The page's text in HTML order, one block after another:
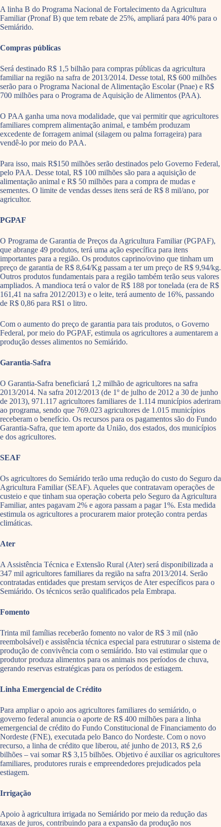
A linha B do Programa Nacional de Fortalecimento da Agricultura
Familiar (Pronaf B) que tem rebate de 25%, ampliará para 40% para o
Semiárido.
Compras públicas
Será destinado R$ 1,5 bilhão para compras públicas da agricultura
familiar na região na safra de 2013/2014. Desse total, R$ 600 milhões
serão para o Programa Nacional de Alimentação Escolar (Pnae) e R$
700 milhões para o Programa de Aquisição de Alimentos (PAA).
O PAA ganha uma nova modalidade, que vai permitir que agricultores
familiares comprem alimentação animal, e também produzam
excedente de forragem animal (silagem ou palma forrageira) para
vendê-lo por meio do PAA.
Para isso, mais R$150 milhões serão destinados pelo Governo Federal,
pelo PAA. Desse total, R$ 100 milhões são para a aquisição de
alimentação animal e R$ 50 milhões para a compra de mudas e
sementes. O limite de vendas desses itens será de R$ 8 mil/ano, por
agricultor.
PGPAF
O Programa de Garantia de Preços da Agricultura Familiar (PGPAF),
que abrange 49 produtos, terá uma ação específica para itens
importantes para a região. Os produtos caprino/ovino que tinham um
preço de garantia de R$ 8,64/Kg passam a ter um preço de R$ 9,94/kg.
Outros produtos fundamentais para a região também terão seus valores
ampliados. A mandioca terá o valor de R$ 188 por tonelada (era de R$
161,41 na safra 2012/2013) e o leite, terá aumento de 16%, passando
de R$ 0,86 para R$1 o litro.
Com o aumento do preço de garantia para tais produtos, o Governo
Federal, por meio do PGPAF, estimula os agricultores a aumentarem a
produção desses alimentos no Semiárido.
Garantia-Safra
O Garantia-Safra beneficiará 1,2 milhão de agricultores na safra
2013/2014. Na safra 2012/2013 (de 1º de julho de 2012 a 30 de junho
de 2013), 971.117 agricultores familiares de 1.114 municípios aderiram
ao programa, sendo que 769.023 agricultores de 1.015 municípios
receberam o benefício. Os recursos para os pagamentos são do Fundo
Garantia-Safra, que tem aporte da União, dos estados, dos municípios
e dos agricultores.
SEAF
Os agricultores do Semiárido terão uma redução do custo do Seguro da
Agricultura Familiar (SEAF). Aqueles que contratavam operações de
custeio e que tinham sua operação coberta pelo Seguro da Agricultura
Familiar, antes pagavam 2% e agora passam a pagar 1%. Esta medida
estimula os agricultores a procurarem maior proteção contra perdas
climáticas.
Ater
A Assistência Técnica e Extensão Rural (Ater) será disponibilizada a
347 mil agricultores familiares da região na safra 2013/2014. Serão
contratadas entidades que prestam serviços de Ater específicos para o
Semiárido. Os técnicos serão qualificados pela Embrapa.
Fomento
Trinta mil famílias receberão fomento no valor de R$ 3 mil (não
reembolsável) e assistência técnica especial para estruturar o sistema de
produção de convivência com o semiárido. Isto vai estimular que o
produtor produza alimentos para os animais nos períodos de chuva,
gerando reservas estratégicas para os períodos de estiagem.
Linha Emergencial de Crédito
Para ampliar o apoio aos agricultores familiares do semiárido, o
governo federal anuncia o aporte de R$ 400 milhões para a linha
emergencial de crédito do Fundo Constitucional de Financiamento do
Nordeste (FNE), executada pelo Banco do Nordeste. Com o novo
recurso, a linha de crédito que liberou, até junho de 2013, R$ 2,6
bilhões – vai somar R$ 3,15 bilhões. Objetivo é auxiliar os agricultores
familiares, produtores rurais e empreendedores prejudicados pela
estiagem.
Irrigação
Apoio à agricultura irrigada no Semiárido por meio da redução das
taxas de juros, contribuindo para a expansão da produção nos